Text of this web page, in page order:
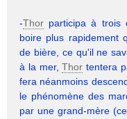
-Thor participa à trois
boire plus rapidement
de bière, ce qu'il ne
à la mer,Thor tentera
fera néanmoins
le phénomène des
par une grand-mère